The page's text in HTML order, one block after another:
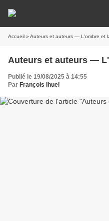
Accueil » Auteurs et auteurs — L'ombre et
Auteurs et auteurs —
Publié le 19/08/2025 à 14:55
Par François Ihuel